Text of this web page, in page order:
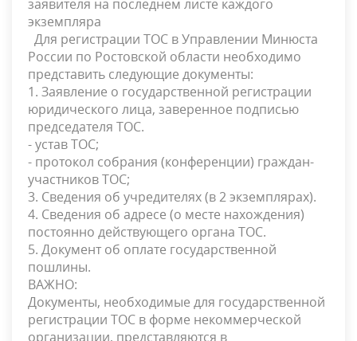
заявителя на последнем листе каждого
экземпляра
Для регистрации ТОС в Управлении Минюста
России по Ростовской области необходимо
представить следующие документы:
1. Заявление о государственной регистрации
юридического лица, заверенное подписью
председателя ТОС.
- устав ТОС;
- протокол собрания (конференции) граждан-
участников ТОС;
3. Сведения об учредителях (в 2 экземплярах).
4. Сведения об адресе (о месте нахождения)
постоянно действующего органа ТОС.
5. Документ об оплате государственной
пошлины.
ВАЖНО:
Документы, необходимые для государственной
регистрации ТОС в форме некоммерческой
организации, представляются в